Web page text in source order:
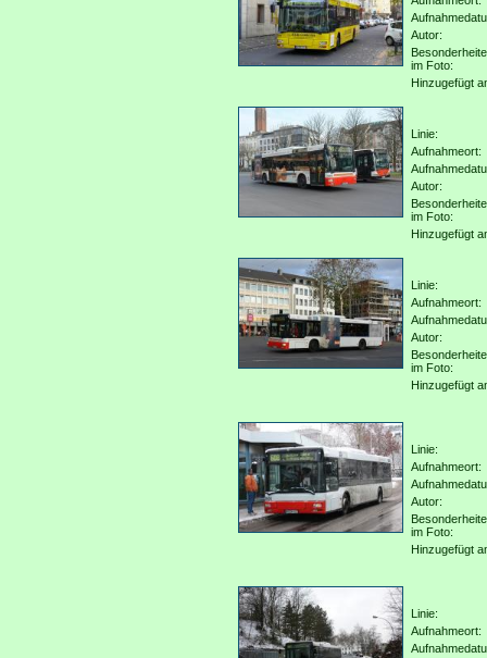
Autor:
im Foto:
Hinzugefügt
Linie:
Aufnahmeort:
Autor:
im Foto:
Hinzugefügt
Linie:
Aufnahmeort:
Autor:
im Foto:
Hinzugefügt
Linie:
Aufnahmeort:
Autor:
im Foto:
Hinzugefügt
Linie:
Aufnahmeort: